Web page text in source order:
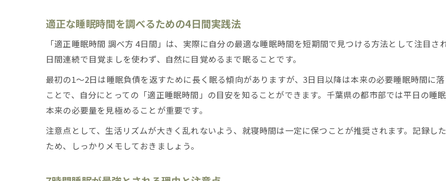
寝不足を防ぐための簡単セルフチェック法
適正睡眠時間を守るための毎日の工夫
適切な睡眠で毎日を快適に過ごすコツ
睡眠で日中の集中力と体調を維持する方法
睡眠サイクルを整える日々の工夫とは
適正な睡眠時間を調べるための4日間実践法
「適正睡眠時間 調べ方 4日間」は、実際に自分の最適な睡眠時間を短期間で見つける方法として注目
日間連続で目覚ましを使わず、自然に目覚めるまで眠ることです。
最初の1～2日は睡眠負債を返すために長く眠る傾向がありますが、3日目以降は本来の必要睡眠時間に
ことで、自分にとっての「適正睡眠時間」の目安を知ることができます。千葉県の都市部では平日の睡
本来の必要量を見極めることが重要です。
注意点として、生活リズムが大きく乱れないよう、就寝時間は一定に保つことが推奨されます。記録し
ため、しっかりメモしておきましょう。